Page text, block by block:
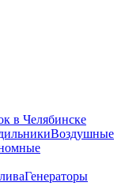
в Челябинске
Воздушные
Генераторы